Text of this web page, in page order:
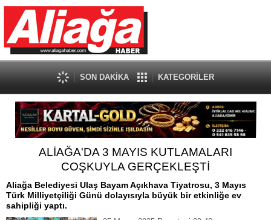
SON DAKİKA KATEGORİLER
ALİAĞA'DA 3 MAYIS KUTLAMALARI
COŞKUYLA GERÇEKLEŞTİ
Aliağa Belediyesi Ulaş Bayam Açıkhava Tiyatrosu, 3 Mayıs
Türk Milliyetçiliği Günü dolayısıyla büyük bir etkinliğe ev
sahipliği yaptı.